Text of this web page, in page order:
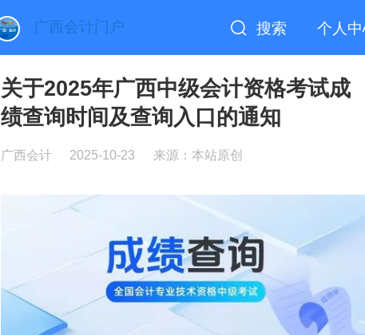
广西会计门户 搜索 个人
关于2025年广西中级会计资格考试成
绩查询时间及查询入口的通知
广西会计 2025-10-23 来源：本站原创